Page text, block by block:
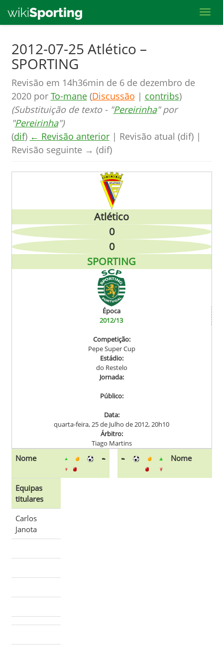
main
content
2012-07-25 Atlético –
SPORTING
Revisão em 14h36min de 6 de dezembro de
2020 por To-mane (Discussão | contribs)
(Substituição de texto - "Pereirinha" por
"Pereirinha")
(dif) ← Revisão anterior| Revisão atual (dif) |
Revisão seguinte → (dif)
Atlético
0
0
SPORTING
Época
2012/13
Competição:
Pepe Super Cup
Estádio:
do Restelo
Jornada:
Público:
Data:
quarta-feira, 25 de Julho de 2012, 20h10
Árbitro:
Tiago Martins
Nome Nome
Equipas
titulares
Carlos
Janota